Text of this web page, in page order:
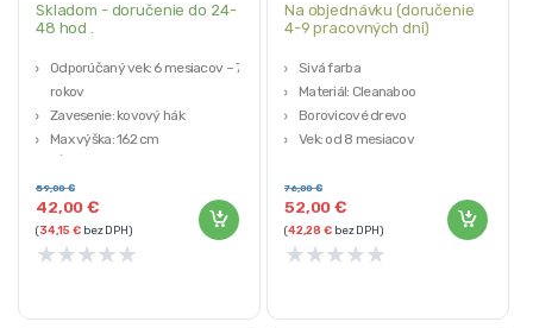
Skladom - doručenie do 24-
48 hod .
Odporúčaný vek: 6 mesiacov – 7
rokov
Zavesenie: kovový hák
Max výška: 162 cm
42,00€
59,00€
(34,15€bez DPH)
★★★★★
Na objednávku (doručenie
4-9 pracovných dni)
Sivá farba
Materiál: Cleanaboo
Borovicové drevo
Vek: od 8 mesiacov
52,00€
76,00€
(42,28€bez DPH)
★★★★★